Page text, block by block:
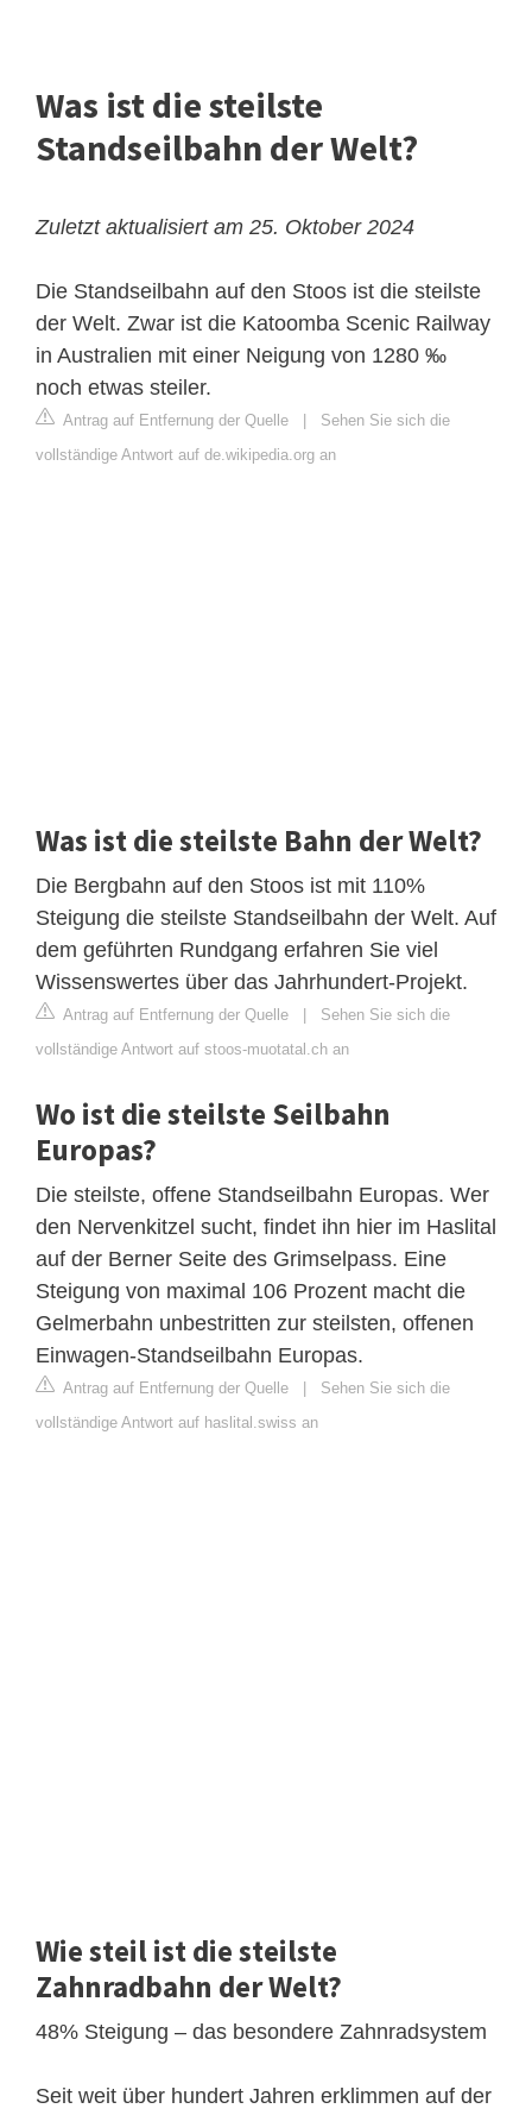
Was ist die steilste
Standseilbahn der Welt?
Zuletzt aktualisiert am 25. Oktober 2024
Die Standseilbahn auf den Stoos ist die steilste
der Welt. Zwar ist die Katoomba Scenic Railway
in Australien mit einer Neigung von 1280 ‰
noch etwas steiler.
Antrag auf Entfernung der Quelle
Sehen Sie sich die
vollständige Antwort auf de.wikipedia.org an
Was ist die steilste Bahn der Welt?
Die Bergbahn auf den Stoos ist mit 110%
Steigung die steilste Standseilbahn der Welt. Auf
dem geführten Rundgang erfahren Sie viel
Wissenswertes über das Jahrhundert-Projekt.
Antrag auf Entfernung der Quelle
Sehen Sie sich die
vollständige Antwort auf stoos-muotatal.ch an
Wo ist die steilste Seilbahn
Europas?
Die steilste, offene Standseilbahn Europas. Wer
den Nervenkitzel sucht, findet ihn hier im Haslital
auf der Berner Seite des Grimselpass. Eine
Steigung von maximal 106 Prozent macht die
Gelmerbahn unbestritten zur steilsten, offenen
Einwagen-Standseilbahn Europas.
Antrag auf Entfernung der Quelle
Sehen Sie sich die
vollständige Antwort auf haslital.swiss an
Wie steil ist die steilste
Zahnradbahn der Welt?
48% Steigung – das besondere Zahnradsystem
Seit weit über hundert Jahren erklimmen auf der